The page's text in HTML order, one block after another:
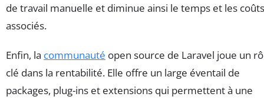
de travail manuelle et diminue ainsi le temps et les coûts
associés.
Enfin, la communauté open source de Laravel joue un
clé dans la rentabilité. Elle offre un large éventail de
packages, plug-ins et extensions qui permettent à une